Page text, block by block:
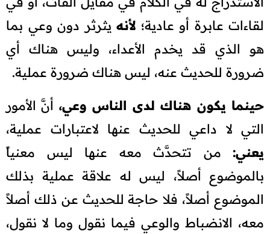
لقاءات عابرة أو عادية؛ لأنهيثرثر دون وعي بما
هو الذي قد يخدم الأعداء، وليس هناك أي
ضرورة للحديث عنه، ليس هناك ضرورة عملية.
حينما يكون هناك لدى الناس وعي،أنَّ الأمور
التي لا داعي للحديث عنها لاعتبارات عملية،
يعني:من تتحدَّث معه عنها ليس معنياً
بالموضوع أصلاً، ليس له علاقة عملية بذلك
الموضوع أصلاً، فلا حاجة للحديث عن ذلك أصلاً
معه، الانضباط والوعي فيما نقول وما لا نقول،